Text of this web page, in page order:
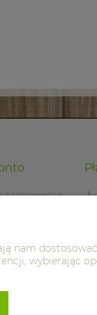
zamówienia
wybierając